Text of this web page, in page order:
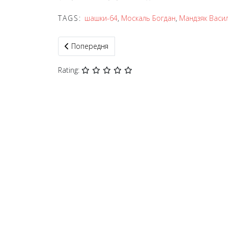
TAGS: шашки-64, Москаль Богдан, Мандзяк
Попередня стаття: На 77-му чемпіонаті міста
Попередня
Rating: